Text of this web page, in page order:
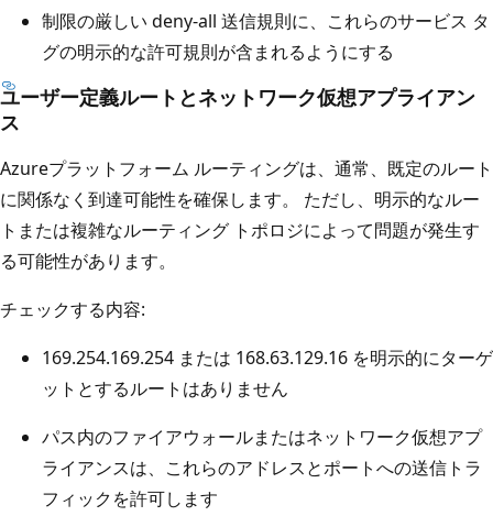
制限の厳しい deny-all 送信規則に、これらのサービス タ
グの明示的な許可規則が含まれるようにする
ユーザー定義ルートとネットワーク仮想アプライアン
ス
Azureプラットフォーム ルーティングは、通常、既定のルート
に関係なく到達可能性を確保します。 ただし、明示的なルー
トまたは複雑なルーティング トポロジによって問題が発生す
る可能性があります。
チェックする内容:
169.254.169.254 または 168.63.129.16 を明示的にターゲ
ットとするルートはありません
パス内のファイアウォールまたはネットワーク仮想アプ
ライアンスは、これらのアドレスとポートへの送信トラ
フィックを許可します